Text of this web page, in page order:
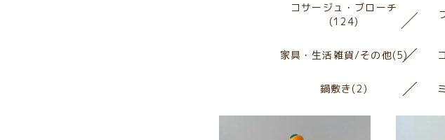
コサージュ・ブローチ
(124)
家具・生活雑貨/その他(5)
鍋敷き(2)